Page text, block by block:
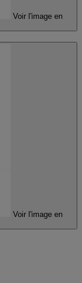
Voir l'image en
Voir l'image en